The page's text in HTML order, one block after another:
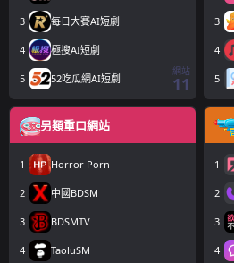
3 每日大賽AI短劇
4 極搜AI短劇
5 52吃瓜網AI短劇
網站
11
3
4
5
另類重口網站
1 Horror Porn
2 中國BDSM
3 BDSMTV
4 TaoluSM
1
2
3
4